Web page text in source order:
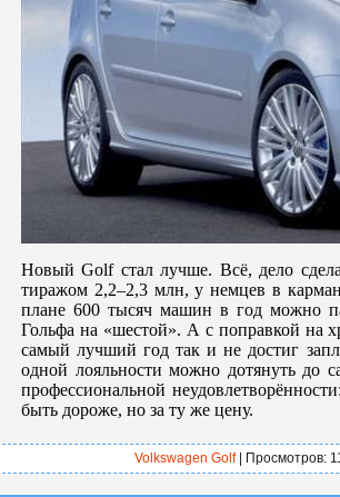
Новый Golf стал лучше. Всё, дело
тиражом 2,2–2,3 млн, у немцев в
плане 600 тысяч машин в год можно
Гольфа на «шестой». А с поправкой на
самый лучший год так и не достиг
одной лояльности можно дотянуть до
профессиональной
быть дороже, но за ту же цену.
Volkswagen Golf| Просмотров: